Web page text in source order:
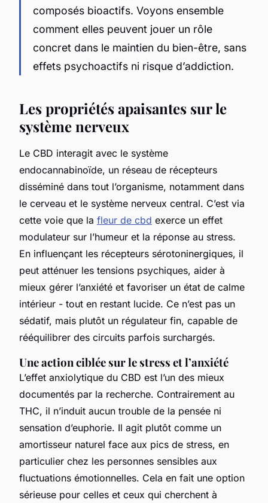
composés bioactifs. Voyons ensemble
comment elles peuvent jouer un rôle
concret dans le maintien du bien-être, sans
effets psychoactifs ni risque d’addiction.
Les propriétés apaisantes sur le
système nerveux
Le CBD interagit avec le système
endocannabinoïde, un réseau de récepteurs
disséminé dans tout l’organisme, notamment dans
le cerveau et le système nerveux central. C’est via
cette voie que la fleur de cbd exerce un effet
modulateur sur l’humeur et la réponse au stress.
En influençant les récepteurs sérotoninergiques, il
peut atténuer les tensions psychiques, aider à
mieux gérer l’anxiété et favoriser un état de calme
intérieur - tout en restant lucide. Ce n’est pas un
sédatif, mais plutôt un régulateur fin, capable de
rééquilibrer des circuits parfois surchargés.
Une action ciblée sur le stress et l’anxiété
L’effet anxiolytique du CBD est l’un des mieux
documentés par la recherche. Contrairement au
THC, il n’induit aucun trouble de la pensée ni
sensation d’euphorie. Il agit plutôt comme un
amortisseur naturel face aux pics de stress, en
particulier chez les personnes sensibles aux
fluctuations émotionnelles. Cela en fait une option
sérieuse pour celles et ceux qui cherchent à